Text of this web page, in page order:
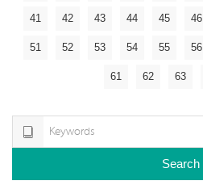
41 42 43 44 45 46
51 52 53 54 55 56
61 62 63
Search